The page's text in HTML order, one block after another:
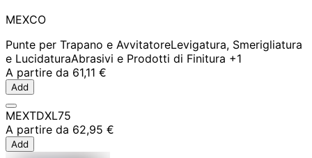
MEXCO
Punte per Trapano e AvvitatoreLevigatura, Smerigliatura
e LucidaturaAbrasivi e Prodotti di Finitura +1
A partire da 61,11 €
Add
MEXTDXL75
A partire da 62,95 €
Add